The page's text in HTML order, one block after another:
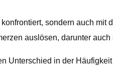
sondern auch
auslösen, darunter auch
Unterschied in der